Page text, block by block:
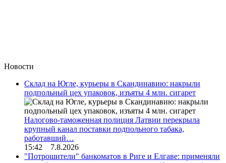
Новости
Склад на Югле, курьеры в Скандинавию: накрыли
подпольный цех упаковок, изъяты 4 млн. сигарет
Налогово-таможенная полиция Латвии перекрыла
крупный канал поставки подпольного табака,
работавший…
15:42 7.8.2026
"Потрошители" банкоматов в Риге и Елгаве: применяли